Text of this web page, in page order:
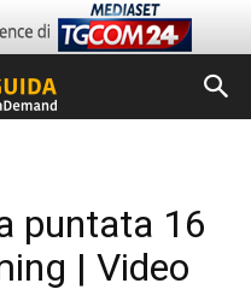
puntata 16
| Video